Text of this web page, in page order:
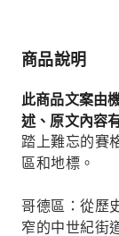
✅頂級裝
✅安全第
商品說明
此商品文案由
述、原文內容
踏上難忘的賽
區和地標。
哥德區：從歷
窄的中世紀街